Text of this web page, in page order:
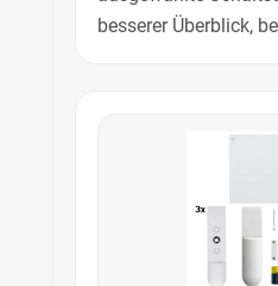
besserer Überblick,